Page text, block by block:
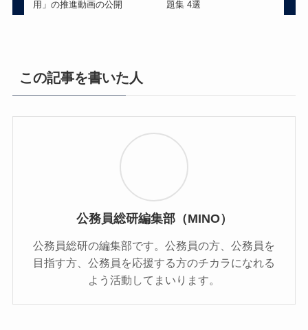
用」の推進動画の公開
題集 4選
この記事を書いた人
公務員総研編集部（MINO）
公務員総研の編集部です。公務員の方、公務員を
目指す方、公務員を応援する方のチカラになれる
よう活動してまいります。